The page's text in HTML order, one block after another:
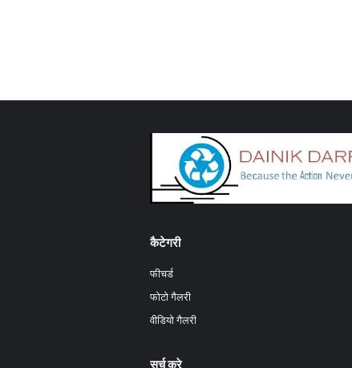
कैटेगरी
फीचर्ड
फोटो गैलरी
वीडियो गैलरी
सर्च करे